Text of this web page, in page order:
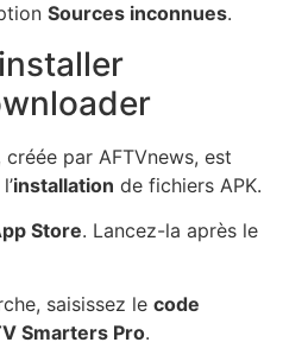
Sources inconnues.
créée par AFTVnews, est
installation de fichiers APK.
Store. Lancez-la après le
saisissez le code
Smarters Pro.